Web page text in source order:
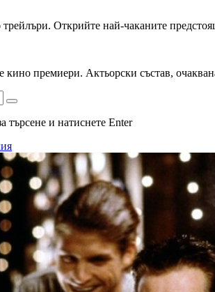
трейлъри. Открийте най-чаканите
кино премиери. Актьорски състав,
търсене и натиснете Enter